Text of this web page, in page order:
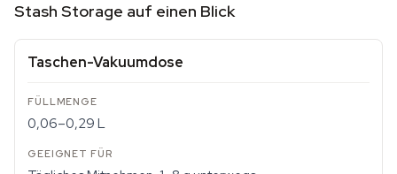
Stash Storage auf einen Blick
Taschen-Vakuumdose
0,06–0,29 L